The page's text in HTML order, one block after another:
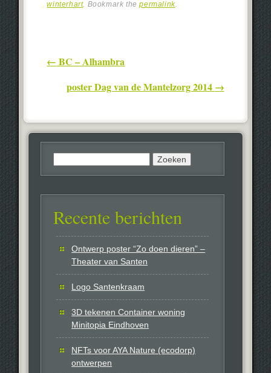
winterhart. Bookmark thepermalink.
Post navigation
← BC – Alhambra
poster Dag van de Mantelzorg 2014 →
Zoeken
naar:
Recente berichten
Ontwerp poster “Zo doen dieren” –
Theater van Santen
Logo Santenkraam
3D tekenen Container woning
Minitopia Eindhoven
NFTs voor AYA Nature (ecodorp)
ontwerpen